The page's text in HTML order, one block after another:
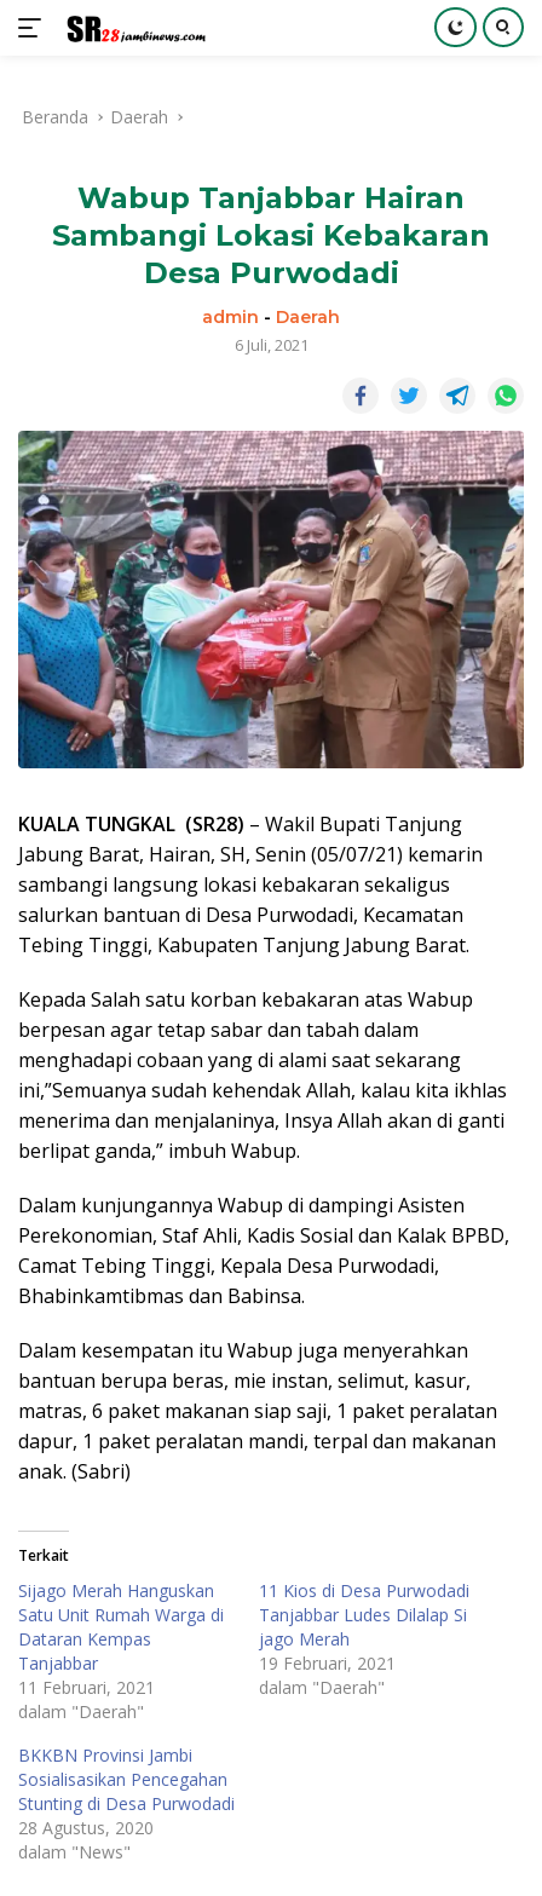
kontenBeranda Daerah
Wabup Tanjabbar Hairan
Sambangi Lokasi Kebakaran
Desa Purwodadi
admin - Daerah
6 Juli, 2021
KUALA TUNGKAL (SR28) – Wakil Bupati Tanjung
Jabung Barat, Hairan, SH, Senin (05/07/21) kemarin
sambangi langsung lokasi kebakaran sekaligus
salurkan bantuan di Desa Purwodadi, Kecamatan
Tebing Tinggi, Kabupaten Tanjung Jabung Barat.
Kepada Salah satu korban kebakaran atas Wabup
berpesan agar tetap sabar dan tabah dalam
menghadapi cobaan yang di alami saat sekarang
ini,”Semuanya sudah kehendak Allah, kalau kita ikhlas
menerima dan menjalaninya, Insya Allah akan di ganti
berlipat ganda,” imbuh Wabup.
Dalam kunjungannya Wabup di dampingi Asisten
Perekonomian, Staf Ahli, Kadis Sosial dan Kalak BPBD,
Camat Tebing Tinggi, Kepala Desa Purwodadi,
Bhabinkamtibmas dan Babinsa.
Dalam kesempatan itu Wabup juga menyerahkan
bantuan berupa beras, mie instan, selimut, kasur,
matras, 6 paket makanan siap saji, 1 paket peralatan
dapur, 1 paket peralatan mandi, terpal dan makanan
anak. (Sabri)
Terkait
Sijago Merah Hanguskan
Satu Unit Rumah Warga di
Dataran Kempas
Tanjabbar
11 Februari, 2021
dalam "Daerah"
11 Kios di Desa Purwodadi
Tanjabbar Ludes Dilalap Si
jago Merah
19 Februari, 2021
dalam "Daerah"
BKKBN Provinsi Jambi
Sosialisasikan Pencegahan
Stunting di Desa Purwodadi
28 Agustus, 2020
dalam "News"